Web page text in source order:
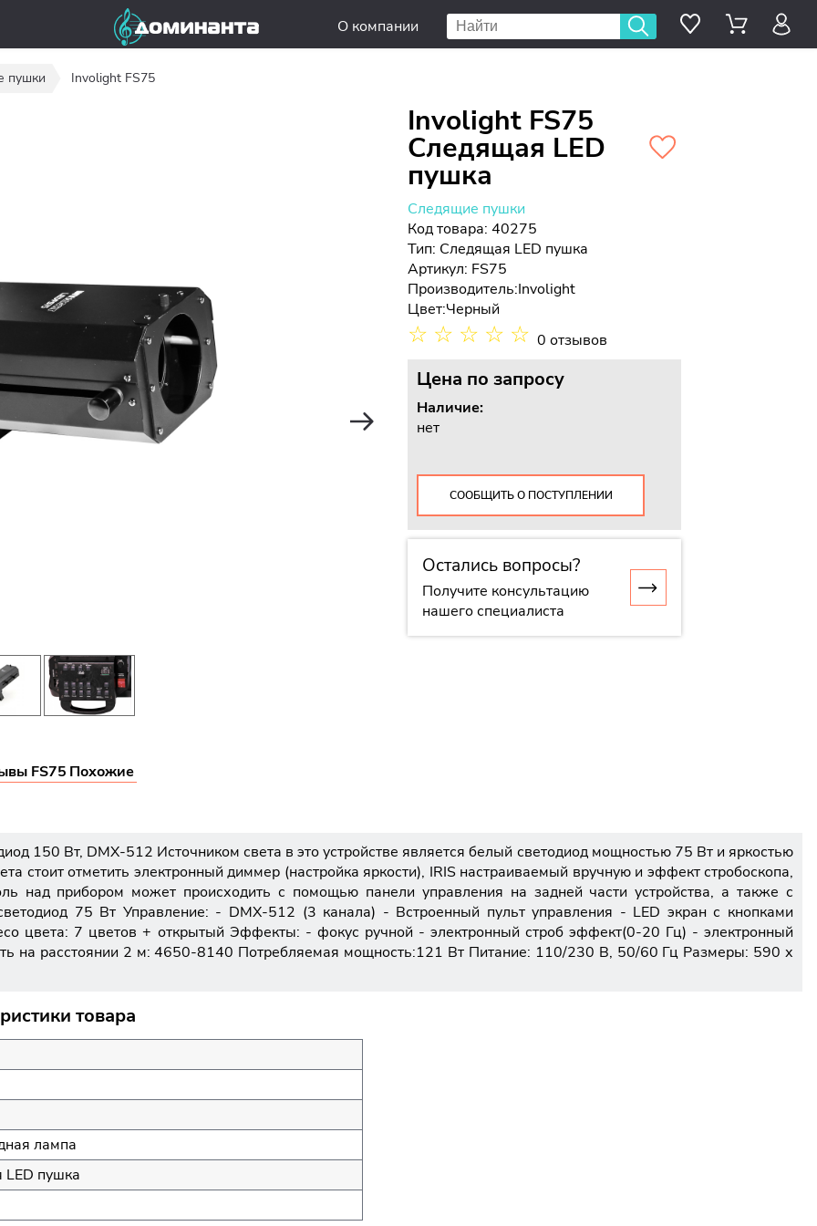
О компании
пушки Involight FS75
Involight FS75
Следящая LED
пушка
Следящие пушки
Код товара: 40275
Тип: Следящая LED пушка
Артикул: FS75
Производитель:Involight
Цвет:Черный
☆ ☆ ☆ ☆ ☆ 0 отзывов
Цена по запросу
Наличие:
нет
СООБЩИТЬ О ПОСТУПЛЕНИИ
Остались вопросы?
Получите консультацию
нашего специалиста
FS75 Похожие
150 Вт, DMX-512 Источником света в это устройстве является белый светодиод мощностью 75 Вт и яркостью
стоит отметить электронный диммер (настройка яркости), IRIS настраиваемый вручную и эффект стробоскопа,
над прибором может происходить с помощью панели управления на задней части устройства, а также с
75 Вт Управление: - DMX-512 (3 канала) - Встроенный пульт управления - LED экран с кнопками
цвета: 7 цветов + открытый Эффекты: - фокус ручной - электронный строб эффект(0-20 Гц) - электронный
на расстоянии 2 м: 4650-8140 Потребляемая мощность:121 Вт Питание: 110/230 B, 50/60 Гц Размеры: 590 х
товара
лампа
пушка